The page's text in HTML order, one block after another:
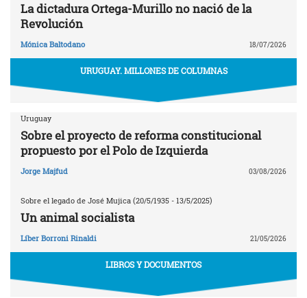
La dictadura Ortega-Murillo no nació de la
Revolución
Mónica Baltodano 18/07/2026
URUGUAY. MILLONES DE COLUMNAS
Uruguay
Sobre el proyecto de reforma constitucional
propuesto por el Polo de Izquierda
Jorge Majfud 03/08/2026
Sobre el legado de José Mujica (20/5/1935 - 13/5/2025)
Un animal socialista
Líber Borroni Rinaldi 21/05/2026
LIBROS Y DOCUMENTOS